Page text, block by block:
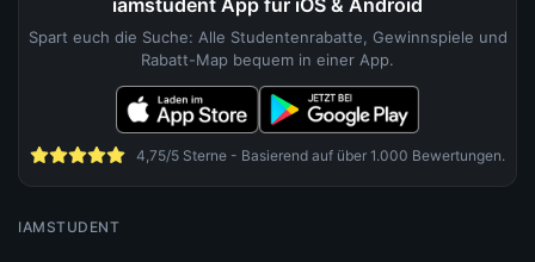
iamstudent App für iOS & Android
Spart euch die Suche: Alle Studentenrabatte, Gewinnspiele und
Rabatt-Map bequem in einer App.
4,75/5 Sterne - Basierend auf über 1.000 Bewertungen.
IAMSTUDENT